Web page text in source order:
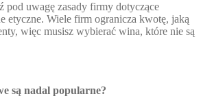
pod uwagę zasady firmy dotyczące
etyczne. Wiele firm ogranicza kwotę, jaką
więc musisz wybierać wina, które nie są
są nadal popularne?